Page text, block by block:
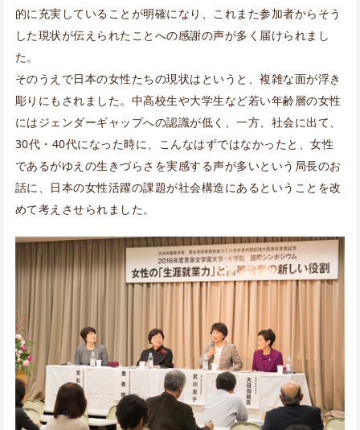
的に充実していることが明確になり、これまた参加者からそう
した現状が伝えられたことへの感謝の声が多く届けられまし
た。
そのうえで日本の女性たちの現状はというと、複雑な面が浮き
彫りにもされました。中高校生や大学生など若い年齢層の女性
にはジェンダーギャップへの認識が低く、一方、社会に出て、
30代・40代になった時に、こんなはずではなかったと、女性
であるがゆえの生きづらさを実感する声が多いという局長のお
話に、日本の女性活躍の課題が社会構造にあるということを改
めて考えさせられました。